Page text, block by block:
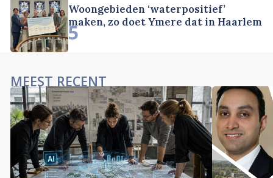
Woongebieden ‘waterpositief’
maken, zo doet Ymere dat in Haarlem
5
MEEST RECENT